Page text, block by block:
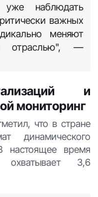
наблюдать
важных
меняют
отраслью", —
и
мониторинг
что в стране
динамического
настоящее время
охватывает 3,6